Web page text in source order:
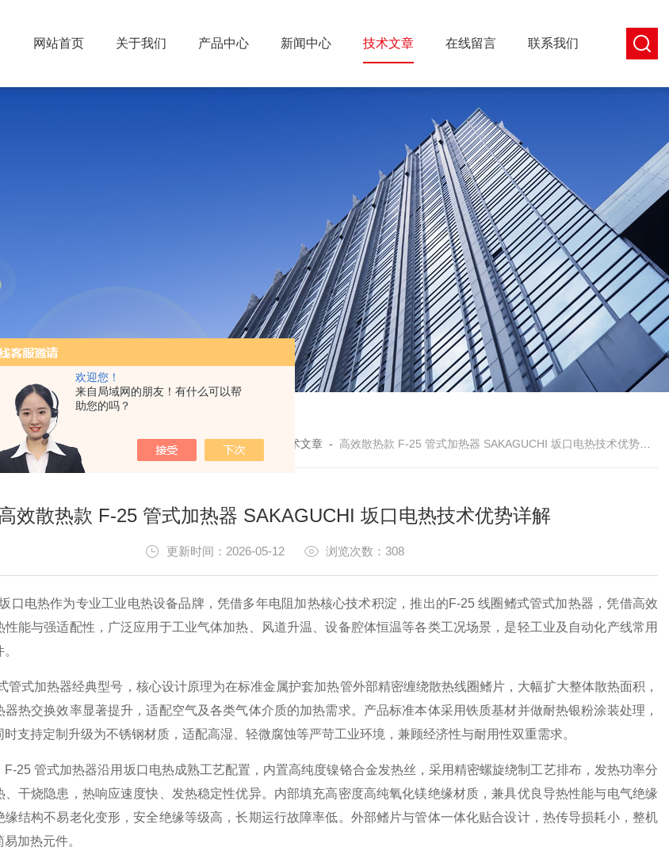
欢迎您！
来自局域网的朋友！有什么可以帮
助您的吗？
网站首页 关于我们 产品中心 新闻中心 技术文章 在线留言 联系我们
您的位置：首页 - 技术文章 - 高效散热款 F-25 管式加热器 SAKAGUCHI 坂口电热技术优势详解
效散热款 F-25 管式加热器 SAKAGUCHI 坂口电热技术优势详解
更新时间：2026-05-12 浏览次数：308
口电热作为专业工业电热设备品牌，凭借多年电阻加热核心技术积淀，推出的F-25 线圈鳍式管式加热器，凭借高效
性能与强适配性，广泛应用于工业气体加热、风道升温、设备腔体恒温等各类工况场景，是轻工业及自动化产线常用
管式加热器经典型号，核心设计原理为在标准金属护套加热管外部精密缠绕散热线圈鳍片，大幅扩大整体散热面积，
器热交换效率显著提升，适配空气及各类气体介质的加热需求。产品标准本体采用铁质基材并做耐热银粉涂装处理，
支持定制升级为不锈钢材质，适配高湿、轻微腐蚀等严苛工业环境，兼顾经济性与耐用性双重需求。
F-25 管式加热器沿用坂口电热成熟工艺配置，内置高纯度镍铬合金发热丝，采用精密螺旋绕制工艺排布，发热功率分
、干烧隐患，热响应速度快、发热稳定性优异。内部填充高密度高纯氧化镁绝缘材质，兼具优良导热性能与电气绝缘
缘结构不易老化变形，安全绝缘等级高，长期运行故障率低。外部鳍片与管体一体化贴合设计，热传导损耗小，整机
加热元件。